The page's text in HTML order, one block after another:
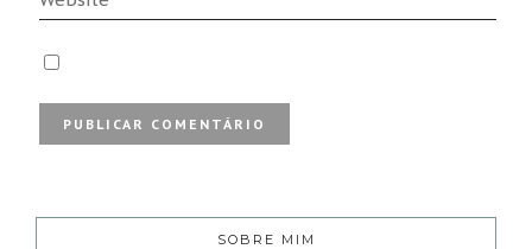
SOBRE MIM